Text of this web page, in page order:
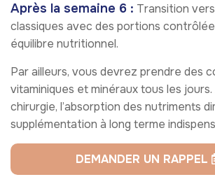
Après la semaine 6 : Transition
classiques avec des portions
équilibre nutritionnel.
Par ailleurs, vous devrez prendre des
vitaminiques et minéraux tous les jours.
chirurgie, l’absorption des nutriments
supplémentation à long terme
DEMANDER UN RAPPEL